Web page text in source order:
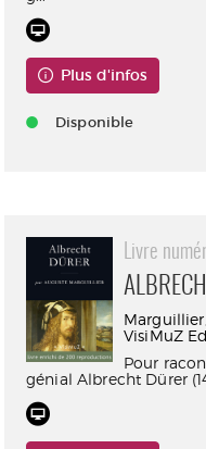
Plus d'infos
Disponible
Livre
VisiMuZ
Pour
génial Albrecht Dürer